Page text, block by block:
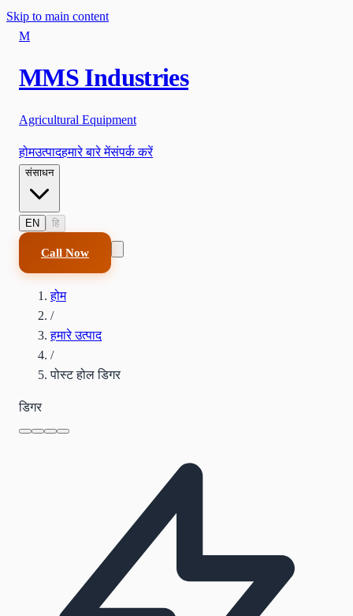
Skip to main content
M
MMS Industries
Agricultural Equipment
होमउत्पादहमारे बारे मेंसंपर्क करें
संसाधन
EN हि
Call Now
होम
/
हमारे उत्पाद
/
पोस्ट होल डिगर
डिगर